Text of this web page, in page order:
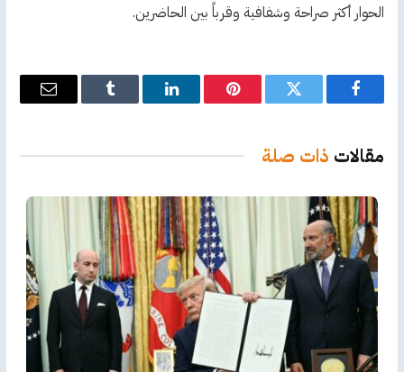
الحوار أكثر صراحة وشفافية وقرباً بين الحاضرين.
فيسبوك تويتر بينتيريستلينكدإن Tumblr
البريد
مقالات ذات صلة